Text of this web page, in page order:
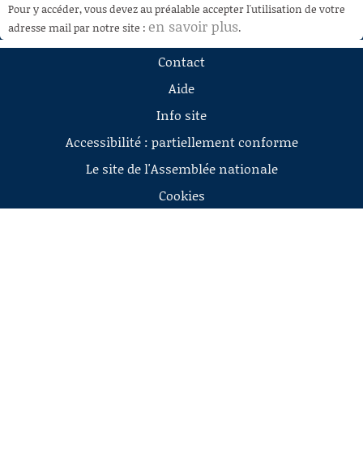
RECHERCHE
AIDE À LA DÉCOUPE
Pour y accéder, vous devez au préalable accepter l'utilisation de votre
adresse mail par notre site : en savoir plus.
Contact
Aide
Info site
Accessibilité : partiellement conforme
Le site de l'Assemblée nationale
Cookies